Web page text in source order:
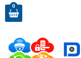
0